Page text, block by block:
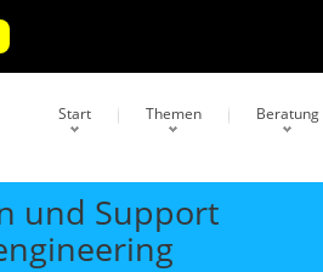
Start Themen Beratung
und Support